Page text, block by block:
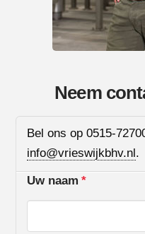
Neem
Bel ons op 0515-
info@vrieswijkbhv.nl.
Uw naam *